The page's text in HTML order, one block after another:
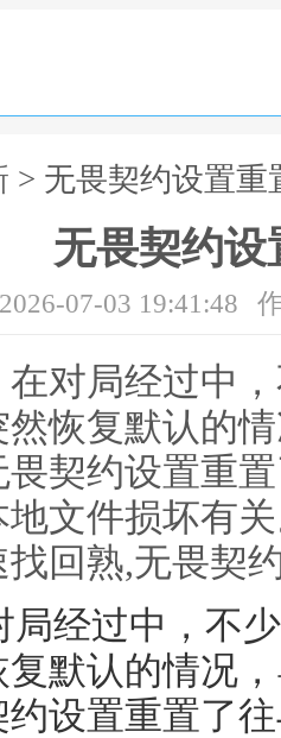
> 无畏契约设置重
无畏契约设
07-03 19:41:48
对局经过中
恢复默认的
契约设置重
地文件损坏有
回熟,无畏契
局经过中，不
复默认的情况
设置重置了